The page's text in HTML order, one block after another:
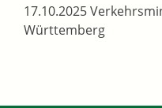
17.10.2025
Württemberg